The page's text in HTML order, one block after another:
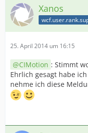
Xanos
25. April 2014 um 16:15
CIMotion : Stimmt
Ehrlich gesagt habe ich
nehme ich diese